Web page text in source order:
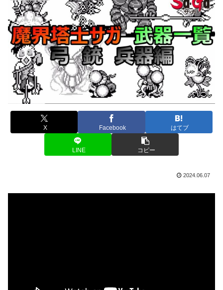
X Facebook はてブ
LINE コピー
2024.06.07